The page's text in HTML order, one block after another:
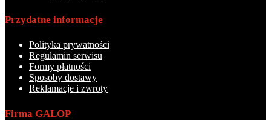
Przydatne informacje
Polityka prywatności
Regulamin serwisu
Formy płatności
Sposoby dostawy
Reklamacje i zwroty
Firma GALOP